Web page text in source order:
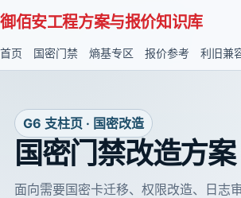
御佰安工程方案与报价知识库
首页 国密门禁 熵基专区 报价参考 利旧兼
G6 支柱页 · 国密改造
国密门禁改造方案
面向需要国密卡迁移、权限改造、日志